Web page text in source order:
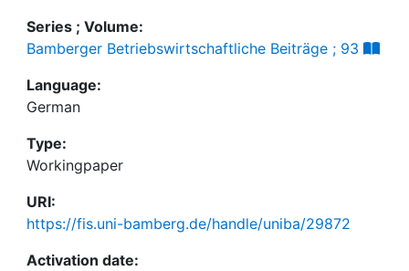
Series ; Volume:
Bamberger Betriebswirtschaftliche Beiträge ; 93
Language:
German
Type:
Workingpaper
URI:
https://fis.uni-bamberg.de/handle/uniba/29872
Activation date: